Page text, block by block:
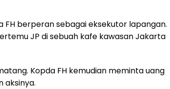
FH berperan sebagai eksekutor lapangan.
JP di sebuah kafe kawasan Jakarta
Kopda FH kemudian meminta uang
aksinya.